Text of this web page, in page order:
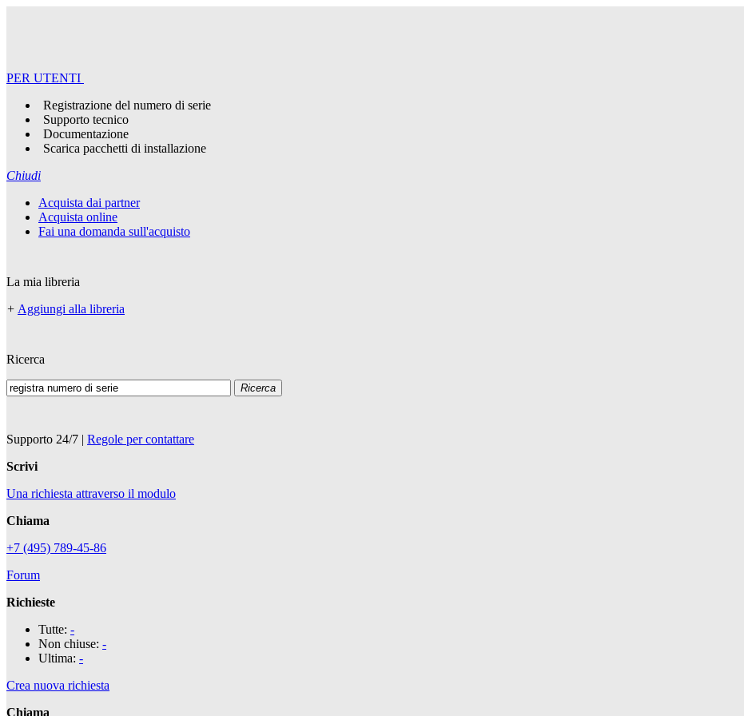
PER UTENTI
Registrazione del numero di serie
Supporto tecnico
Documentazione
Scarica pacchetti di installazione
Chiudi
Acquista dai partner
Acquista online
Fai una domanda sull'acquisto
La mia libreria
+ Aggiungi alla libreria
Ricerca
Ricerca
Supporto 24/7 | Regole per contattare
Scrivi
Una richiesta attraverso il modulo
Chiama
+7 (495) 789-45-86
Forum
Richieste
Tutte: -
Non chiuse: -
Ultima: -
Crea nuova richiesta
Chiama